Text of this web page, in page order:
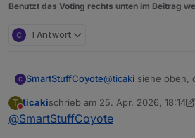
Benutzt das Voting rechts unten im Beitrag
1 Antwort
SmartStuffCoyote@ticaki siehe oben,
".SqueezePlay." im
falsch. Das existiert
Hab aber immer
heul
T
Nicht stören
ticakischrieb am 25. Apr. 2026, 18:14
zuletzt editiert von ticaki
@SmartStuffCoyote